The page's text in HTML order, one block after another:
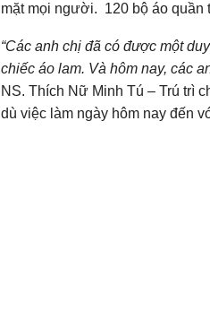
mặt mọi người. 120 bộ áo quần
“Các anh chị đã có được một
chiếc áo lam. Và hôm nay, các
NS. Thích Nữ Minh Tú – Trú trì
dù việc làm ngày hôm nay đến